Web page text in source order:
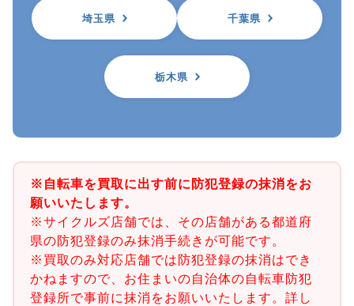
埼玉県 千葉県
栃木県
※自転車を買取に出す前に防犯登録の抹消をお
願いいたします。
※サイクルズ店舗では、その店舗がある都道府
県の防犯登録のみ抹消手続きが可能です。
※買取のみ対応店舗では防犯登録の抹消はでき
かねますので、お住まいの自治体の自転車防犯
登録所で事前に抹消をお願いいたします。詳し